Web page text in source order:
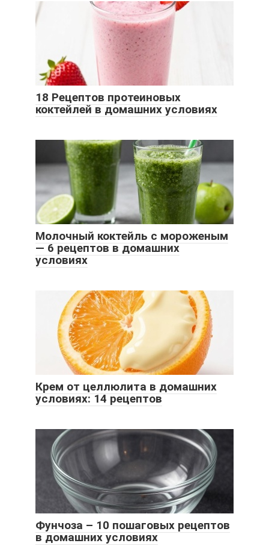
18 Рецептов протеиновых
коктейлей в домашних условиях
Молочный коктейль с мороженым
— 6 рецептов в домашних
условиях
Крем от целлюлита в домашних
условиях: 14 рецептов
Фунчоза – 10 пошаговых рецептов
в домашних условиях